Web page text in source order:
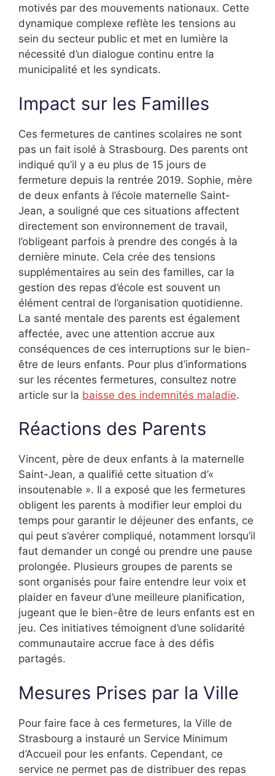
motivés par des mouvements nationaux. Cette
dynamique complexe reflète les tensions au
sein du secteur public et met en lumière la
nécessité d’un dialogue continu entre la
municipalité et les syndicats.
Impact sur les Familles
Ces fermetures de cantines scolaires ne sont
pas un fait isolé à Strasbourg. Des parents ont
indiqué qu’il y a eu plus de 15 jours de
fermeture depuis la rentrée 2019. Sophie, mère
de deux enfants à l’école maternelle Saint-
Jean, a souligné que ces situations affectent
directement son environnement de travail,
l’obligeant parfois à prendre des congés à la
dernière minute. Cela crée des tensions
supplémentaires au sein des familles, car la
gestion des repas d’école est souvent un
élément central de l’organisation quotidienne.
La santé mentale des parents est également
affectée, avec une attention accrue aux
conséquences de ces interruptions sur le bien-
être de leurs enfants. Pour plus d’informations
sur les récentes fermetures, consultez notre
article sur la baisse des indemnités maladie.
Réactions des Parents
Vincent, père de deux enfants à la maternelle
Saint-Jean, a qualifié cette situation d’«
insoutenable ». Il a exposé que les fermetures
obligent les parents à modifier leur emploi du
temps pour garantir le déjeuner des enfants, ce
qui peut s’avérer compliqué, notamment lorsqu’il
faut demander un congé ou prendre une pause
prolongée. Plusieurs groupes de parents se
sont organisés pour faire entendre leur voix et
plaider en faveur d’une meilleure planification,
jugeant que le bien-être de leurs enfants est en
jeu. Ces initiatives témoignent d’une solidarité
communautaire accrue face à des défis
partagés.
Mesures Prises par la Ville
Pour faire face à ces fermetures, la Ville de
Strasbourg a instauré un Service Minimum
d’Accueil pour les enfants. Cependant, ce
service ne permet pas de distribuer des repas